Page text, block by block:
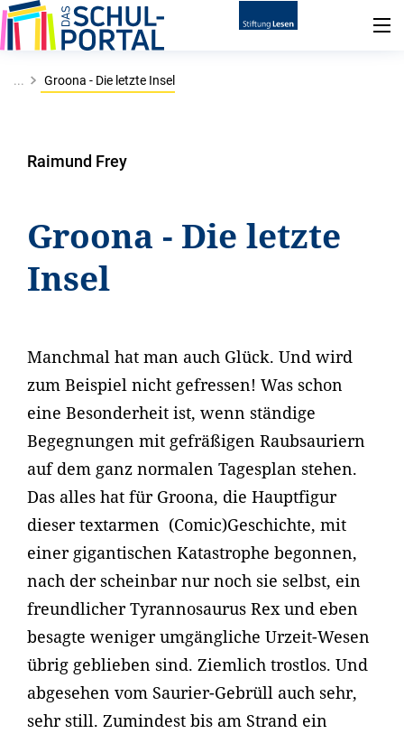
... Groona - Die letzte Insel
Raimund Frey
Groona - Die letzte
Insel
Manchmal hat man auch Glück. Und wird
zum Beispiel nicht gefressen! Was schon
eine Besonderheit ist, wenn ständige
Begegnungen mit gefräßigen Raubsauriern
auf dem ganz normalen Tagesplan stehen.
Das alles hat für Groona, die Hauptfigur
dieser textarmen (Comic)Geschichte, mit
einer gigantischen Katastrophe begonnen,
nach der scheinbar nur noch sie selbst, ein
freundlicher Tyrannosaurus Rex und eben
besagte weniger umgängliche Urzeit-Wesen
übrig geblieben sind. Ziemlich trostlos. Und
abgesehen vom Saurier-Gebrüll auch sehr,
sehr still. Zumindest bis am Strand ein